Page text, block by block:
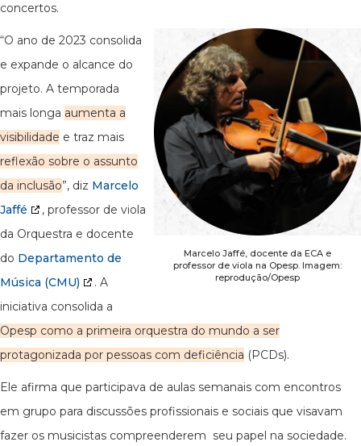
concertos.
Marcelo Jaffé, docente da ECA e
professor de viola na Opesp. Imagem:
reprodução/Opesp
“O ano de 2023 consolida
e expande o alcance do
projeto. A temporada
mais longa aumenta a
visibilidade e traz mais
reflexão sobre o assunto
da inclusão”, diz Marcelo
Jaffé
, professor de viola
da Orquestra e docente
do Departamento de
Música (CMU)
. A
iniciativa consolida a
Opesp como a primeira orquestra do mundo a ser
protagonizada por pessoas com deficiência (PCDs).
Ele afirma que participava de aulas semanais com encontros
em grupo para discussões profissionais e sociais que visavam
fazer os musicistas compreenderem seu papel na sociedade.